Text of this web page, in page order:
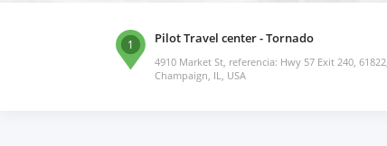
1 Pilot Travel center - Tornado
4910 Market St, referencia: Hwy 57 Exit 240, 61822,
Champaign, IL, USA